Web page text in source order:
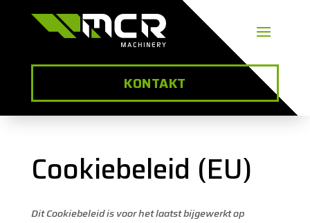
KONTAKT
Cookiebeleid (EU)
Dit Cookiebeleid is voor het laatst bijgewerkt op